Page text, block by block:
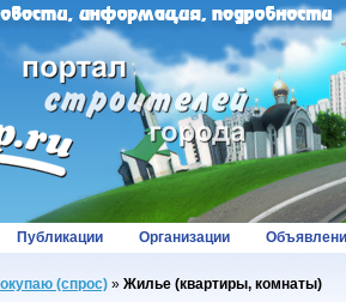
Публикации Организации
(спрос) » Жилье (квартиры, комнаты)